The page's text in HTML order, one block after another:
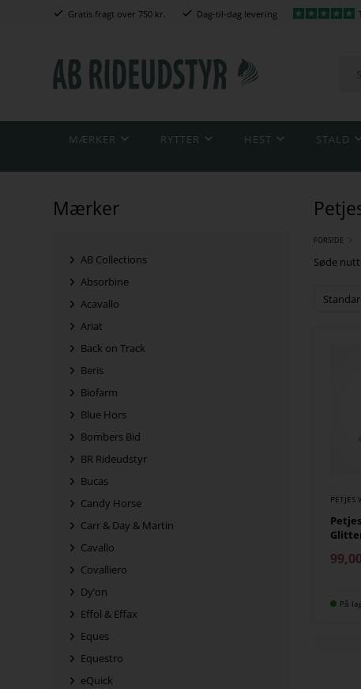
Gratis fragt over 750 kr. Dag-til-dag levering
MÆRKER RYTTER HEST STALD
Mærker
AB Collections
Absorbine
Acavallo
Ariat
Back on Track
Beris
Biofarm
Blue Hors
Bombers Bid
BR Rideudstyr
Bucas
Candy Horse
Carr & Day & Martin
Cavallo
Covalliero
Dy’on
Effol & Effax
Eques
Equestro
eQuick
FORSIDE
Søde
PETJES
99,00
På